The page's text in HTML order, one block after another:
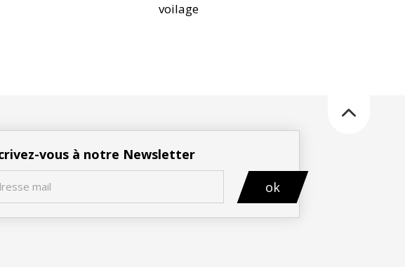
voilage
vous à notre Newsletter
ok